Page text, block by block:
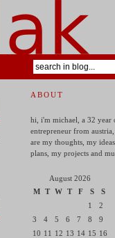
ABOUT
hi, i'm michael, a 32 year
entrepreneur from austria,
are my thoughts, my
plans, my projects and
August 2026
M
T W T F S S
1
2
3
4 5 6 7 8
9
10 11 12 13 14 15 16